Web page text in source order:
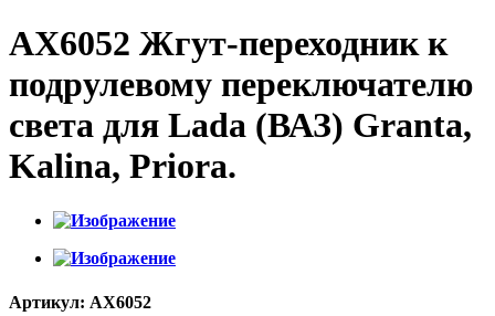
AX6052 Жгут-переходник к
подрулевому переключателю
света для Lada (ВАЗ) Granta,
Kalina, Priora.
Артикул: AX6052